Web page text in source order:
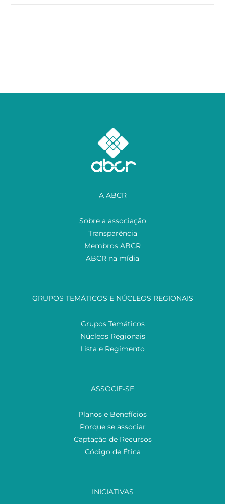
A ABCR
Sobre a associação
Transparência
Membros ABCR
ABCR na mídia
GRUPOS TEMÁTICOS E NÚCLEOS REGIONAIS
Grupos Temáticos
Núcleos Regionais
Lista e Regimento
ASSOCIE-SE
Planos e Benefícios
Porque se associar
Captação de Recursos
Código de Ética
INICIATIVAS